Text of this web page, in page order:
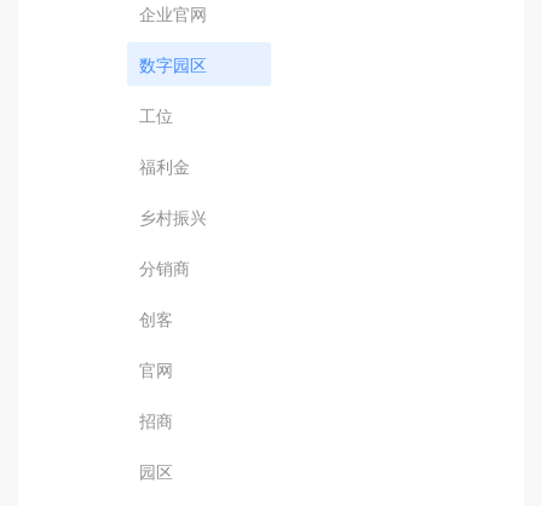
企业官网
数字园区
工位
福利金
乡村振兴
分销商
创客
官网
招商
园区